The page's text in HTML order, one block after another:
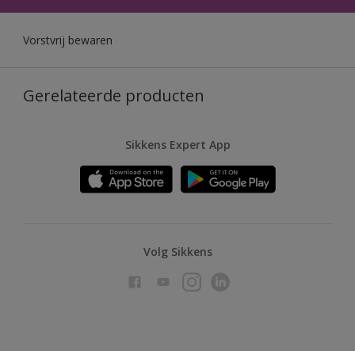
Vorstvrij bewaren
Gerelateerde producten
Sikkens Expert App
Volg Sikkens